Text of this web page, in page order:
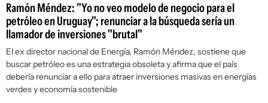
Ramón Méndez: "Yo no veo modelo de negocio para el
petróleo en Uruguay"; renunciar a la búsqueda sería un
llamador de inversiones "brutal"
El ex director nacional de Energía, Ramón Méndez, sostiene que
buscar petróleo es una estrategia obsoleta y afirma que el país
debería renunciar a ello para atraer inversiones masivas en energías
verdes y economía sostenible